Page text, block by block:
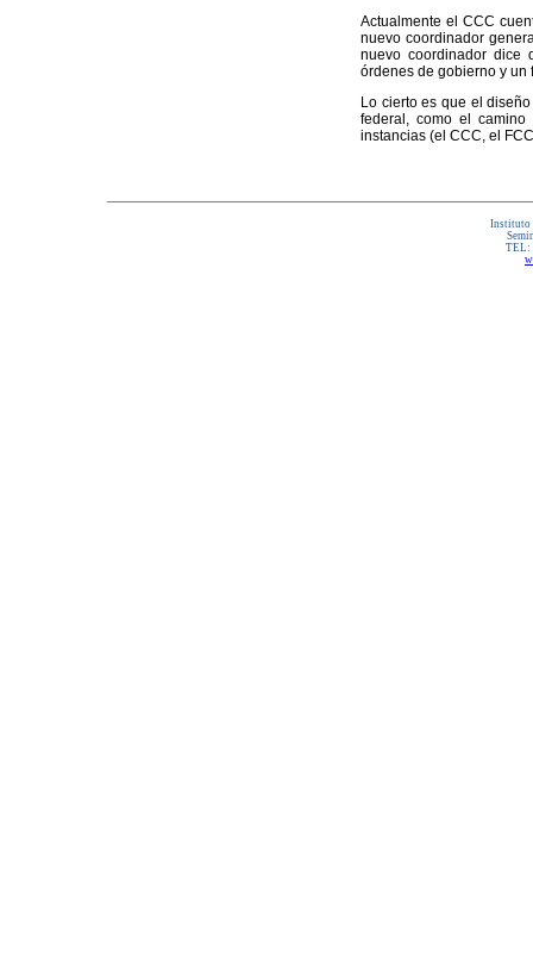
Actualmente el CCC
nuevo coordinador
nuevo coordinador dice
órdenes de gobierno y un
Lo cierto es que el
federal, como el
instancias (el CCC, el
Instituto
TEL: